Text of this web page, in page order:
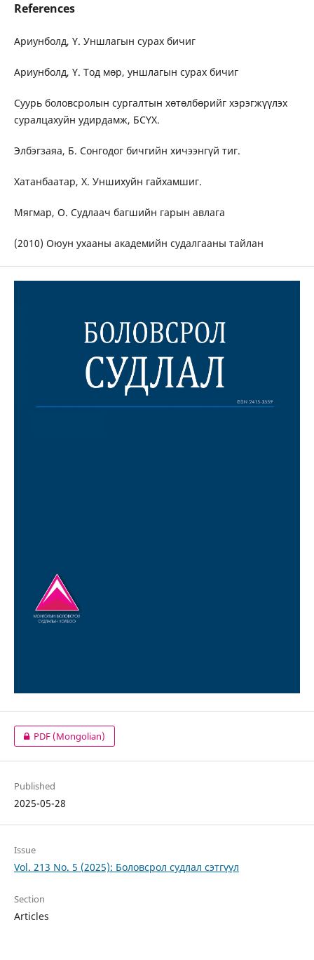
References
Ариунболд, Ү. Уншлагын сурах бичиг
Ариунболд, Ү. Тод мөр, уншлагын сурах бичиг
Суурь боловсролын сургалтын хөтөлбөрийг хэрэгжүүлэх
суралцахуйн удирдамж, БСҮХ.
Элбэгзаяа, Б. Сонгодог бичгийн хичээнгүй тиг.
Хатанбаатар, Х. Уншихуйн гайхамшиг.
Мягмар, О. Судлаач багшийн гарын авлага
(2010) Оюун ухааны академийн судалгааны тайлан
PDF (Mongolian)
Published
2025-05-28
Issue
Vol. 213 No. 5 (2025): Боловсрол судлал сэтгүүл
Section
Articles